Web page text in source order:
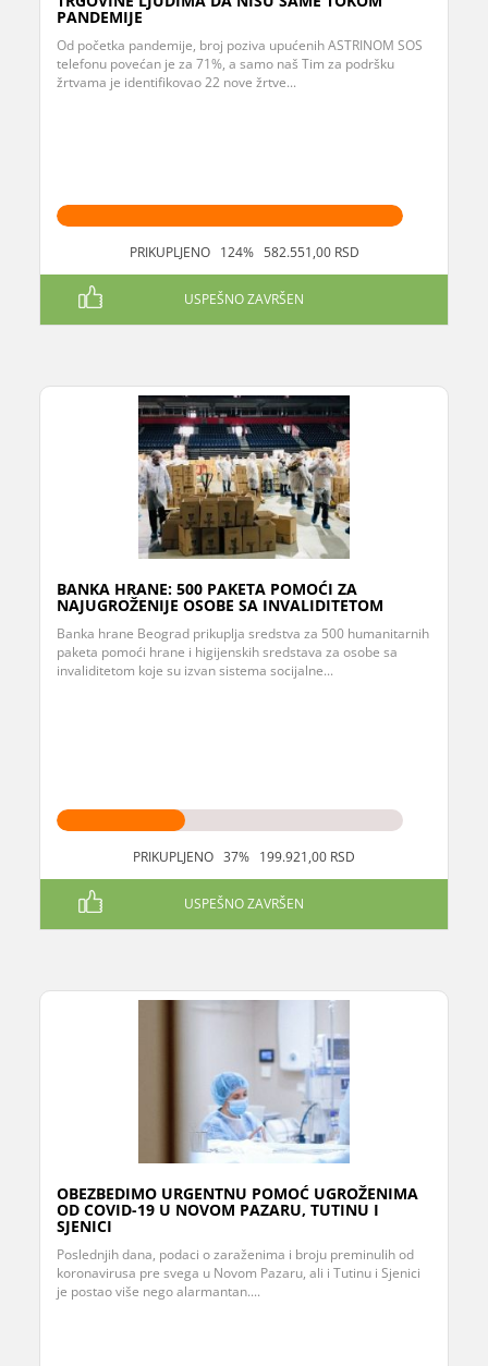
PANDEMIJE
Od početka pandemije, broj poziva upućenih ASTRINOM SOS
telefonu povećan je za 71%, a samo naš Tim za podršku
žrtvama je identifikovao 22 nove žrtve...
PRIKUPLJENO 124% 582.551,00 RSD
USPEŠNO ZAVRŠEN
BANKA HRANE: 500 PAKETA POMOĆI ZA
NAJUGROŽENIJE OSOBE SA INVALIDITETOM
Banka hrane Beograd prikuplja sredstva za 500 humanitarnih
paketa pomoći hrane i higijenskih sredstava za osobe sa
invaliditetom koje su izvan sistema socijalne...
PRIKUPLJENO 37% 199.921,00 RSD
USPEŠNO ZAVRŠEN
OBEZBEDIMO URGENTNU POMOĆ UGROŽENIMA
OD COVID-19 U NOVOM PAZARU, TUTINU I
SJENICI
Poslednjih dana, podaci o zaraženima i broju preminulih od
koronavirusa pre svega u Novom Pazaru, ali i Tutinu i Sjenici
je postao više nego alarmantan....